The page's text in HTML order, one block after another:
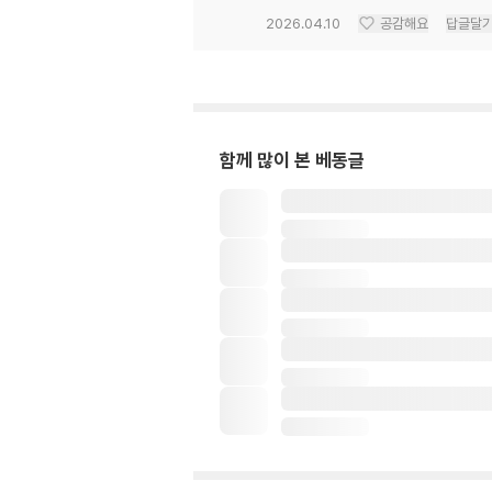
2026.04.10 공감해요 답글달
함께 많이 본 베동글